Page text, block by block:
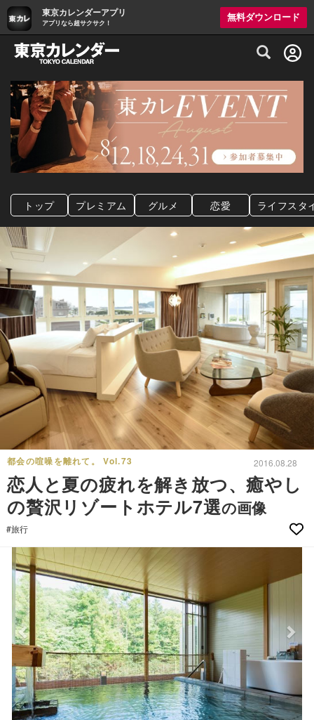
東京カレンダーアプリ
アプリなら超サクサク！
無料ダウンロード
グルメ情報・プレミアムレストラン予約
トップ プレミアム グルメ 恋愛 ライフスタ
都会の喧噪を離れて。 Vol.73 2016.08.28
恋人と夏の疲れを解き放つ、癒やし
の贅沢リゾートホテル7選の画像
#旅行